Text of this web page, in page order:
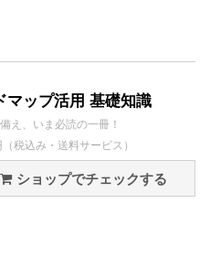
マップ活用 基礎知識
え、いま必読の一冊！
税込み・送料サービス）
ショップでチェックする